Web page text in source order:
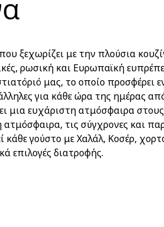
ξεχωρίζει με την πλούσια
ρωσική και Ευρωπαϊκή
μας, το οποίο προσφέρει
για κάθε ώρα της ημέρας
μια ευχάριστη ατμόσφαιρα
ατμόσφαιρα, τις σύγχρονες και
κάθε γούστο με Χαλάλ, Κοσέρ,
επιλογές διατροφής.